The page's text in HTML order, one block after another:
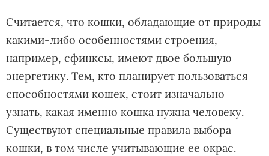
Считается, что кошки, обладающие от природы
какими-либо особенностями строения,
например, сфинксы, имеют двое большую
энергетику. Тем, кто планирует пользоваться
способностями кошек, стоит изначально
узнать, какая именно кошка нужна человеку.
Существуют специальные правила выбора
кошки, в том числе учитывающие ее окрас.